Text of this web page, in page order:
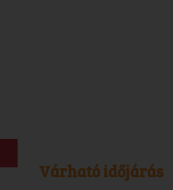
Várható időjárás